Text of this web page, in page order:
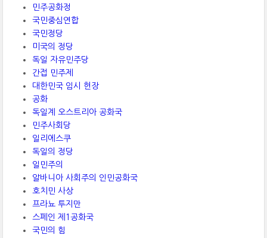
민주공화정
국민중심연합
국민정당
미국의 정당
독일 자유민주당
간접 민주제
대한민국 임시 헌장
공화
독일계 오스트리아 공화국
민주사회당
일리에스쿠
독일의 정당
일민주의
알바니아 사회주의 인민공화국
호치민 사상
프라뇨 투지만
스페인 제1공화국
국민의 힘